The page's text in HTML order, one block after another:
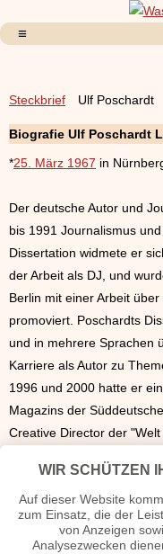
Steckbrief Ulf Poschardt
Biografie Ulf Poschardt
*25. März 1967 in
Der deutsche Autor und
bis 1991 Journalismus
Dissertation widmete er
der Arbeit als DJ, und
Berlin mit einer Arbeit
promoviert. Poschardts
und in mehrere Sprachen
Karriere als Autor zu
1996 und 2000 hatte er
Magazins der
Creative Director der
von "Vanity Fair". Ulf
Herausgeber der
Stone", sowie der
Poschardt ist verheiratet